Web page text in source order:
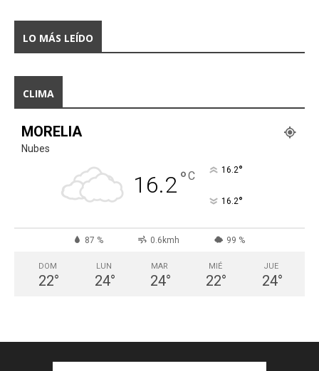
LO MÁS LEÍDO
CLIMA
MORELIA
Nubes
16.2°C 16.2°
16.2°
87 % 0.6kmh 99 %
DOM
22°
LUN
24°
MAR
24°
MIÉ
22°
JUE
24°